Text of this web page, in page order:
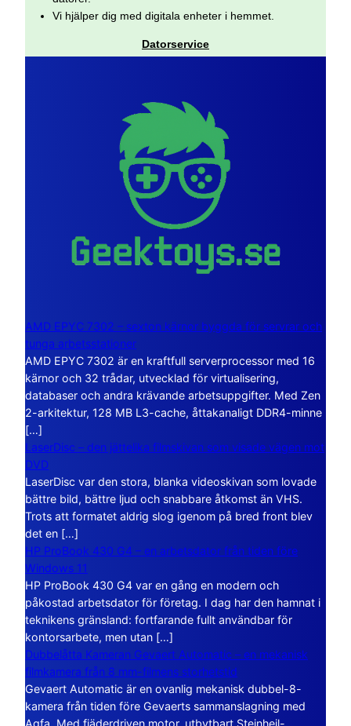
Vi hjälper dig med digitala enheter i hemmet.
Datorservice
AMD EPYC 7302 – sexton kärnor byggda för servrar och
tunga arbetsstationer
AMD EPYC 7302 är en kraftfull serverprocessor med 16
kärnor och 32 trådar, utvecklad för virtualisering,
databaser och andra krävande arbetsuppgifter. Med Zen
2-arkitektur, 128 MB L3-cache, åttakanaligt DDR4-minne
[…]
LaserDisc – den jättelika filmskivan som visade vägen mot
DVD
LaserDisc var den stora, blanka videoskivan som lovade
bättre bild, bättre ljud och snabbare åtkomst än VHS.
Trots att formatet aldrig slog igenom på bred front blev
det en […]
HP ProBook 430 G4 – en arbetsdator från tiden före
Windows 11
HP ProBook 430 G4 var en gång en modern och
påkostad arbetsdator för företag. I dag har den hamnat i
teknikens gränsland: fortfarande fullt användbar för
kontorsarbete, men utan […]
Dubbelåtta Kameran Gevaert Automatic – en mekanisk
filmkamera från 8 mm-filmens storhetstid
Gevaert Automatic är en ovanlig mekanisk dubbel-8-
kamera från tiden före Gevaerts sammanslagning med
Agfa. Med fjäderdriven motor, utbytbart Steinheil-